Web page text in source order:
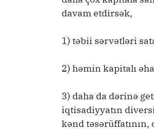
davam etdirsək,
1) təbii sərvətləri
2) həmin kapitalı
3) daha da dərinə
iqtisadiyyatın
kənd